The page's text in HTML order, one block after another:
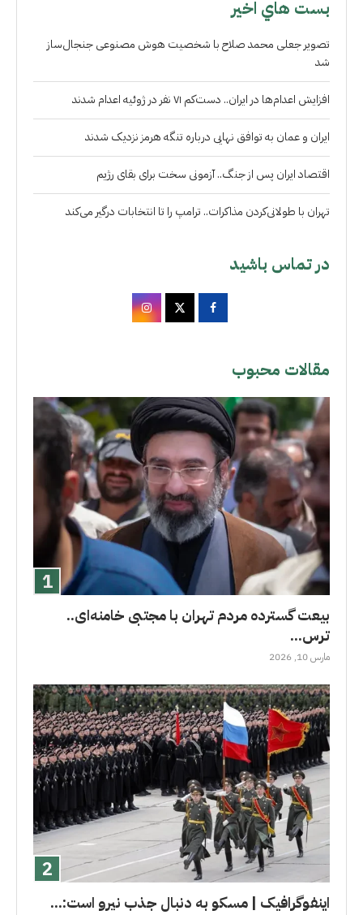
بست هاي اخير
تصویر جعلی محمد صلاح با شخصیت هوش مصنوعی جنجال‌ساز
شد
افزایش اعدام‌ها در ایران.. دست‌کم ۷۱ نفر در ژوئیه اعدام شدند
ایران و عمان به توافق نهایی درباره تنگه هرمز نزدیک شدند
اقتصاد ایران پس از جنگ.. آزمونی سخت برای بقای رژیم
تهران با طولانی‌کردن مذاکرات.. ترامپ را تا انتخابات درگیر می‌کند
در تماس باشید
مقالات محبوب
بیعت گسترده مردم تهران با مجتبی خامنه‌ای..
ترس...
مارس 10, 2026
اینفوگرافیک | مسکو به دنبال جذب نیرو است:...